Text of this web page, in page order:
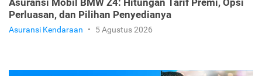
Perluasan, dan Pilihan Penyedianya
Asuransi Kendaraan • 5 Agustus 2026